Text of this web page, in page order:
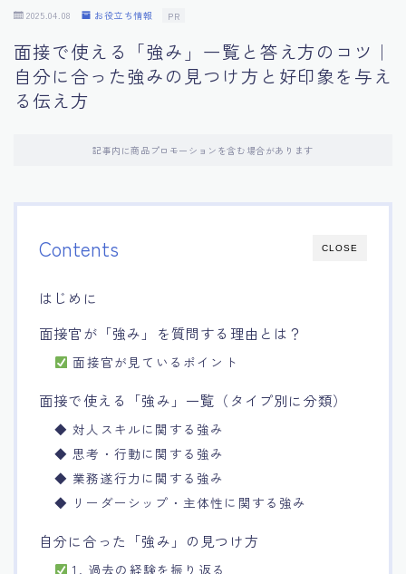
10.フィードバックを活用する方法
11.オンライン面接の成功への鍵
12.転職先企業の文化を深く理解する
17.面接でブランクを効果的に伝える方法
2025.04.08 お役立ち情報 PR
面接で使える「強み」一覧と答え方のコツ｜
自分に合った強みの見つけ方と好印象を与え
る伝え方
記事内に商品プロモーションを含む場合があります
CLOSE
Contents
はじめに
面接官が「強み」を質問する理由とは？
面接官が見ているポイント
面接で使える「強み」一覧（タイプ別に分類）
◆ 対人スキルに関する強み
◆ 思考・行動に関する強み
◆ 業務遂行力に関する強み
◆ リーダーシップ・主体性に関する強み
自分に合った「強み」の見つけ方
1. 過去の経験を振り返る